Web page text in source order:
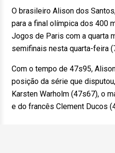
O brasileiro Alison dos
para a final olímpica dos 400
Jogos de Paris com a quarta
semifinais nesta quarta-feira
Com o tempo de 47s95,
posição da série que
Karsten Warholm (47s67), o
e do francês Clement Ducos